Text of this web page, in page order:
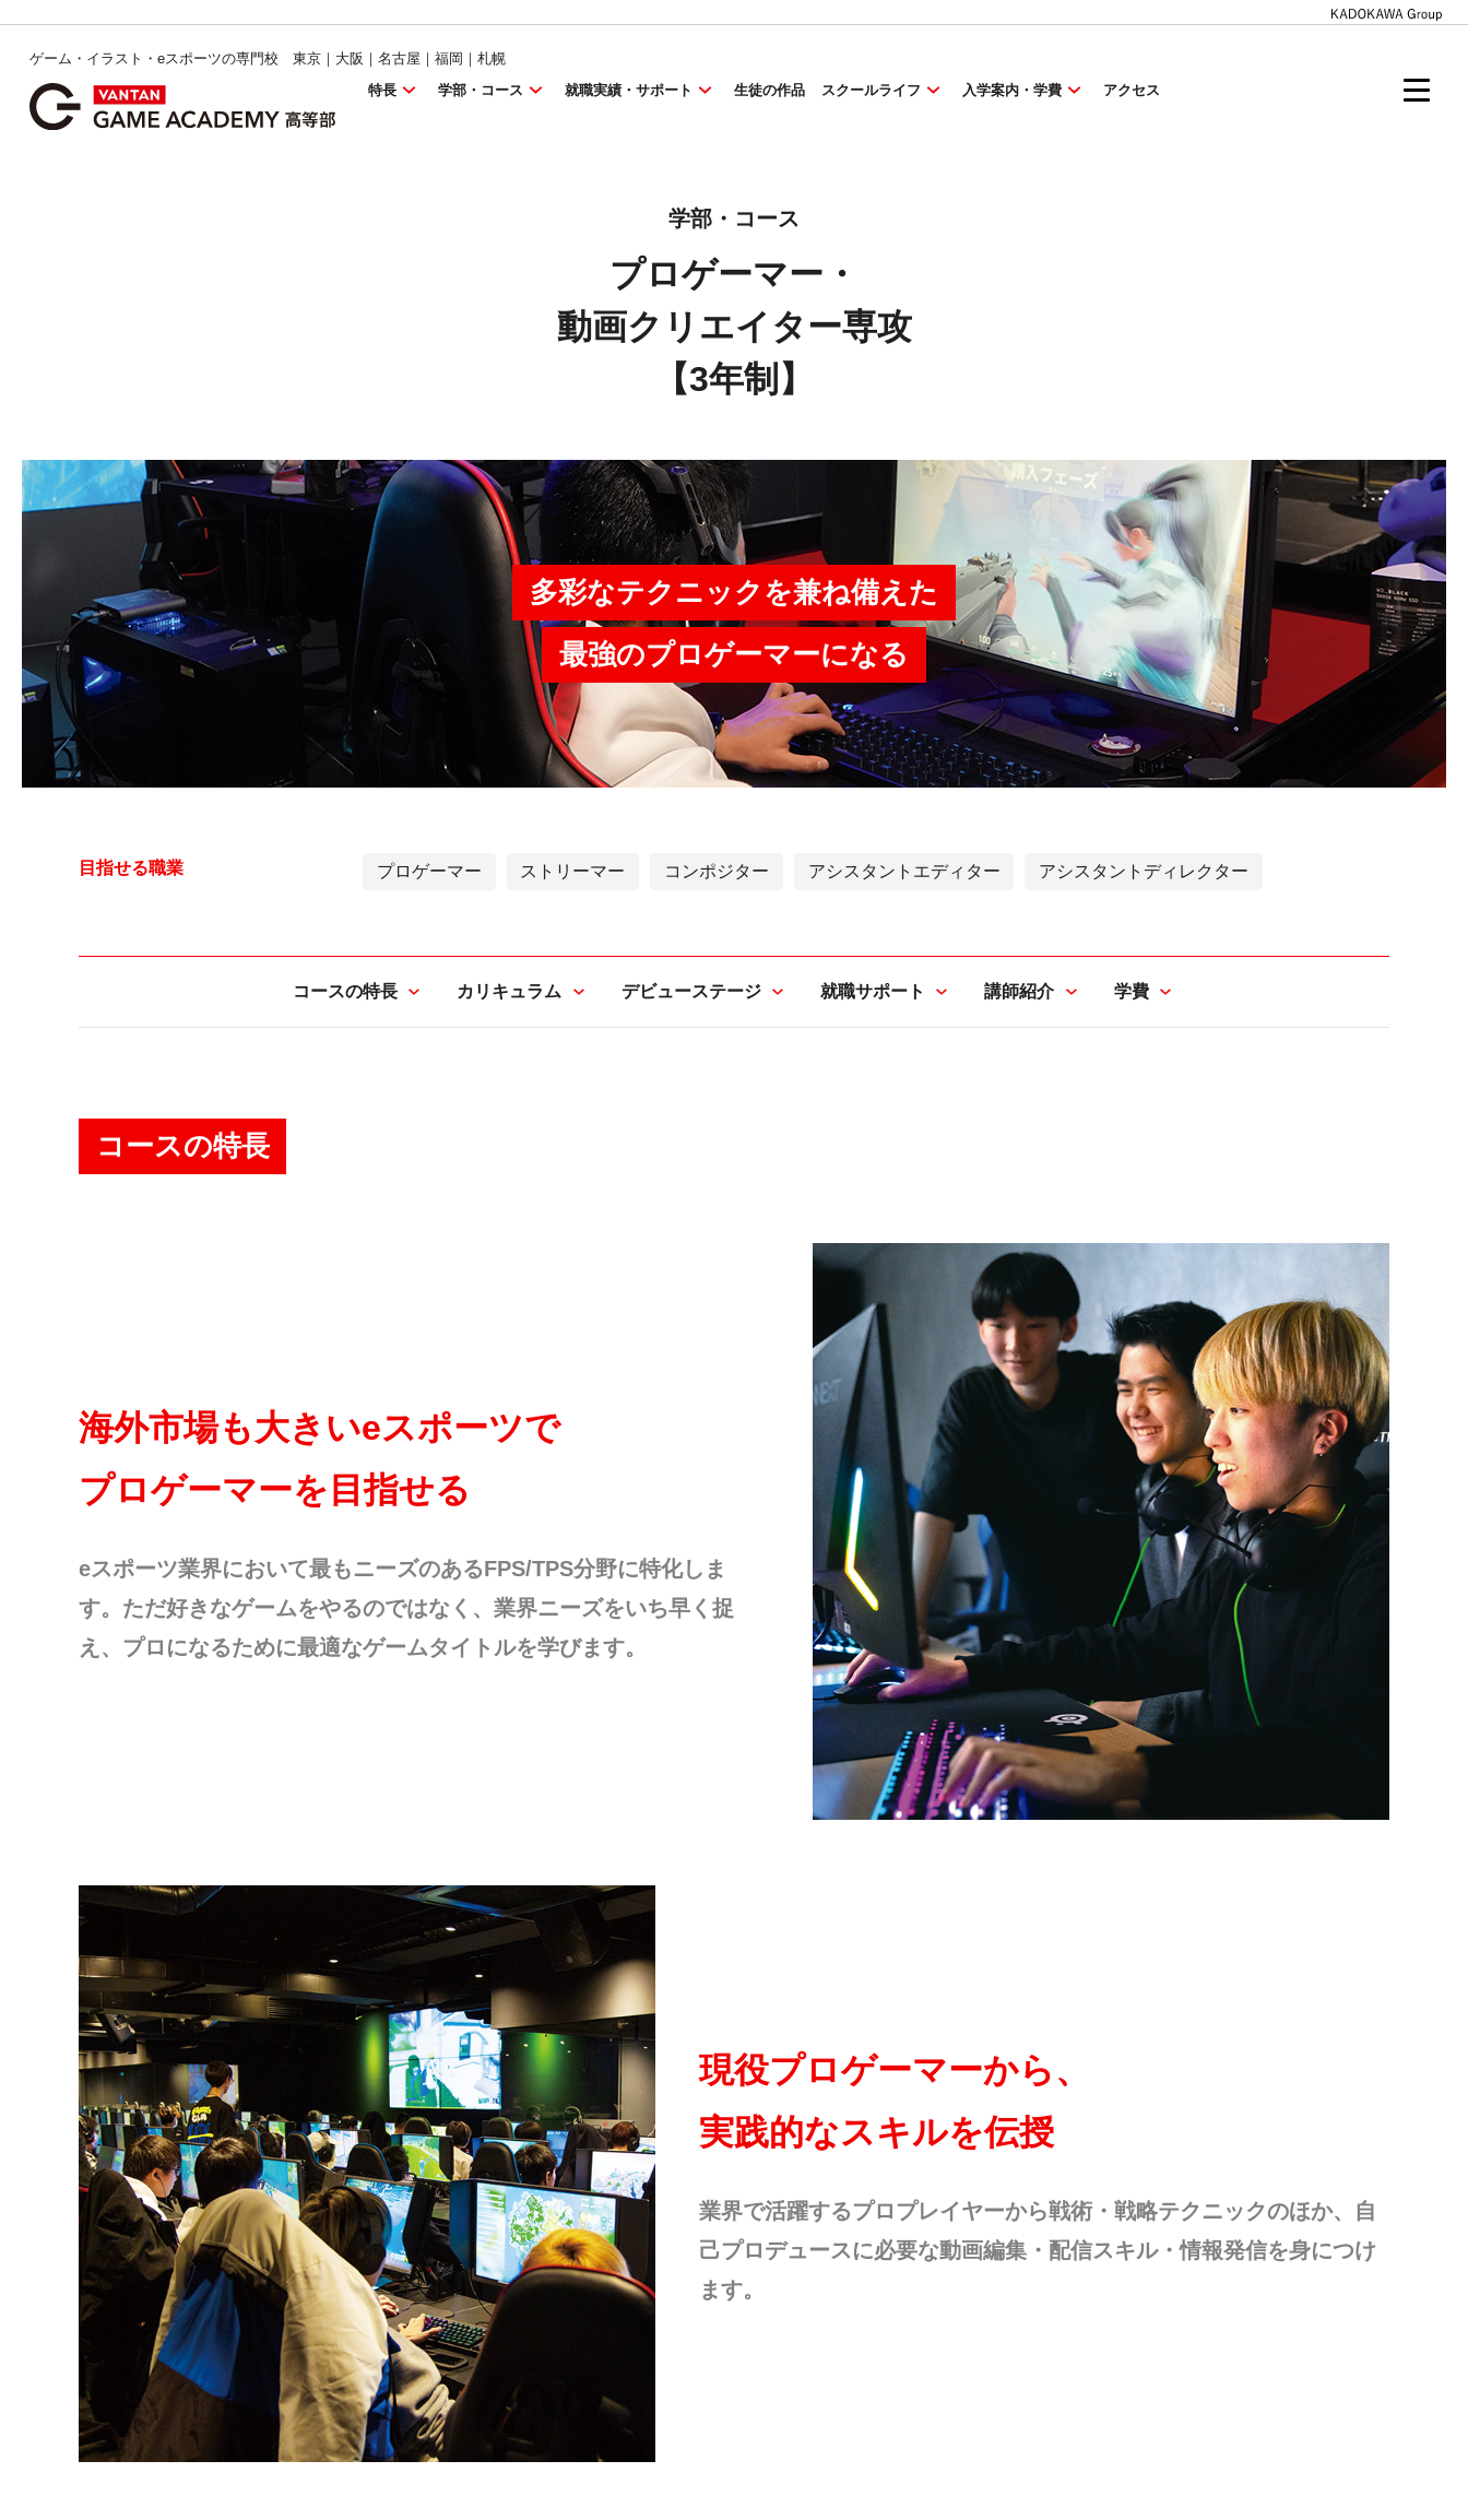
ゲーム・イラスト・eスポーツの専門校 東京｜大阪｜名古屋｜福岡｜札幌
特長
学部・コース 就職実績・サポート 生徒の作品 スクールライフ 入学案内・学費 アクセス
学部・コース
プロゲーマー・
動画クリエイター専攻
【3年制】
多彩なテクニックを兼ね備えた
最強のプロゲーマーになる
目指せる職業 プロゲーマー ストリーマー コンポジター アシスタントエディター アシスタントディレクター
コースの特長 カリキュラム デビューステージ 就職サポート 講師紹介 学費
コースの特長
海外市場も大きいeスポーツで
プロゲーマーを目指せる
eスポーツ業界において最もニーズのあるFPS/TPS分野に特化しま
す。ただ好きなゲームをやるのではなく、業界ニーズをいち早く捉
え、プロになるために最適なゲームタイトルを学びます。
現役プロゲーマーから、
実践的なスキルを伝授
業界で活躍するプロプレイヤーから戦術・戦略テクニックのほか、自
己プロデュースに必要な動画編集・配信スキル・情報発信を身につけ
ます。